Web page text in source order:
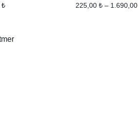
₺ 225,00 ₺ – 1.690,00